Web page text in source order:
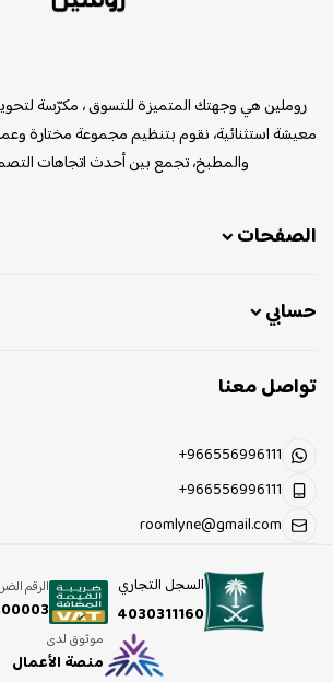
روملين هي وجهتك المتميزة للتسوق ، مكرّسة
معيشة استثنائية، نقوم بتنظيم مجموعة مختارة
والمطبخ، تجمع بين أحدث اتجاهات
الصفحات
حسابي
تواصل معنا
+966556996111
+966556996111
roomlyne@gmail.com
السجل التجاري
4030311160
الرقم
موثوق لدى
منصة الأعمال